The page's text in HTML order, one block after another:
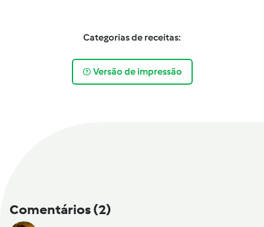
Categorias de receitas:
Versão de impressão
Comentários(2)